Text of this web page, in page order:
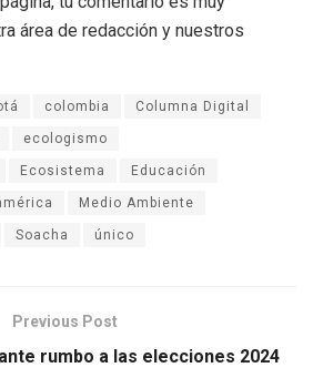
área de redacción y nuestros
colombia Columna Digital
ecologismo
Ecosistema Educación
Medio Ambiente
Soacha único
Previous Post
rumbo a las elecciones 2024